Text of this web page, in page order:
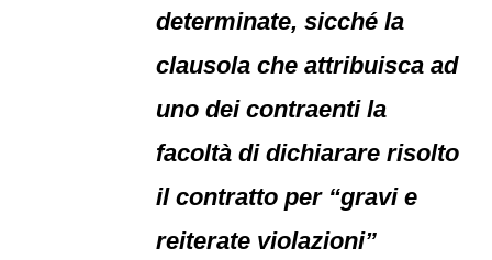
determinate, sicché la
clausola che attribuisca ad
uno dei contraenti la
facoltà di dichiarare risolto
il contratto per “gravi e
reiterate violazioni”